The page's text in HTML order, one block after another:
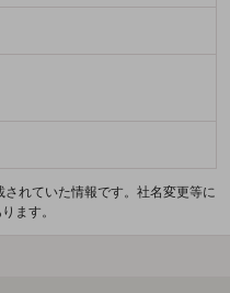
れていた情報です。社名変更等に
ます。